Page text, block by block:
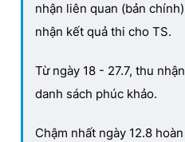
nhận liên quan (bản
nhận kết quả thi cho TS.
Từ ngày 18 - 27.7, thu
danh sách phúc khảo.
Chậm nhất ngày 12.8